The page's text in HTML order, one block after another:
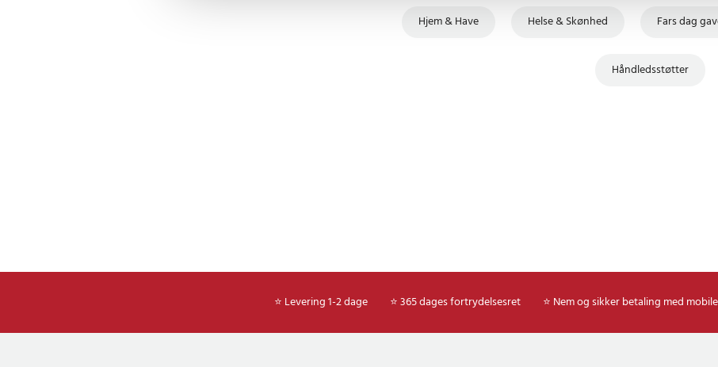
Hjem & Have Helse & Skønhed Fars dag
Håndledsstøtter
⭐ Levering 1-2 dage ⭐ 365 dages fortrydelsesret ⭐ Nem og sikker betaling med